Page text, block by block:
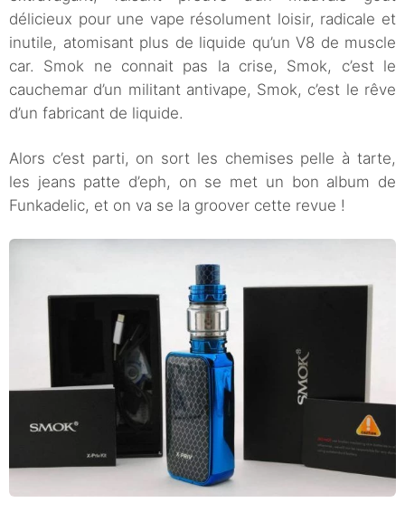
délicieux pour une vape résolument loisir, radicale et
inutile, atomisant plus de liquide qu’un V8 de muscle
car. Smok ne connait pas la crise, Smok, c’est le
cauchemar d’un militant antivape, Smok, c’est le rêve
d’un fabricant de liquide.
Alors c’est parti, on sort les chemises pelle à tarte,
les jeans patte d’eph, on se met un bon album de
Funkadelic, et on va se la groover cette revue !